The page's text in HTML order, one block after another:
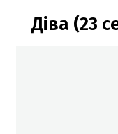
Діва (23